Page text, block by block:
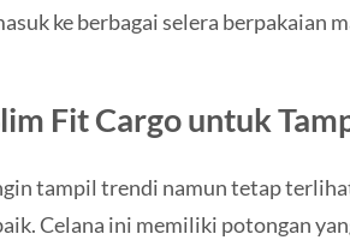
ke berbagai selera berpakaian
Fit Cargo untuk
tampil trendi namun tetap
Celana ini memiliki potongan